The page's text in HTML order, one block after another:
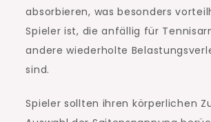
absorbieren, was besonders
Spieler ist, die anfällig für
andere wiederholte
sind.
Spieler sollten ihren körperlichen